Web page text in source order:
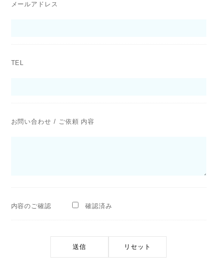
メールアドレス
TEL
お問い合わせ / ご依頼 内容
内容のご確認 確認済み